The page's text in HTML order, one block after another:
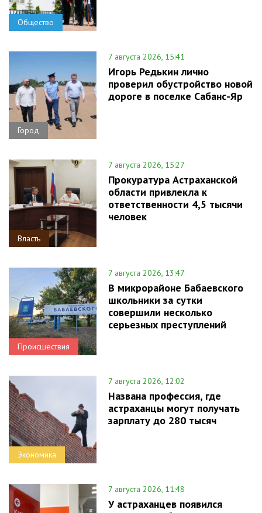
Общество
Город
7 августа 2026, 15:41
Игорь Редькин лично
проверил обустройство новой
дороге в поселке Сабанс-Яр
Власть
7 августа 2026, 15:27
Прокуратура Астраханской
области привлекла к
ответственности 4,5 тысячи
человек
Происшествия
7 августа 2026, 13:47
В микрорайоне Бабаевского
школьники за сутки
совершили несколько
серьезных преступлений
Экономика
7 августа 2026, 12:02
Названа профессия, где
астраханцы могут получать
зарплату до 280 тысяч
7 августа 2026, 11:48
У астраханцев появился